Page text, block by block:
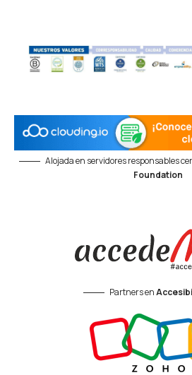
Alojada en servidores responsables
Foundation
Partners en